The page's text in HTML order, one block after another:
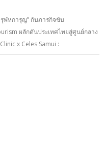
ฬหการุญ” กับภารกิจขับ
ผลักดันประเทศไทยสู่ศูนย์กลาง
x Celes Samui :